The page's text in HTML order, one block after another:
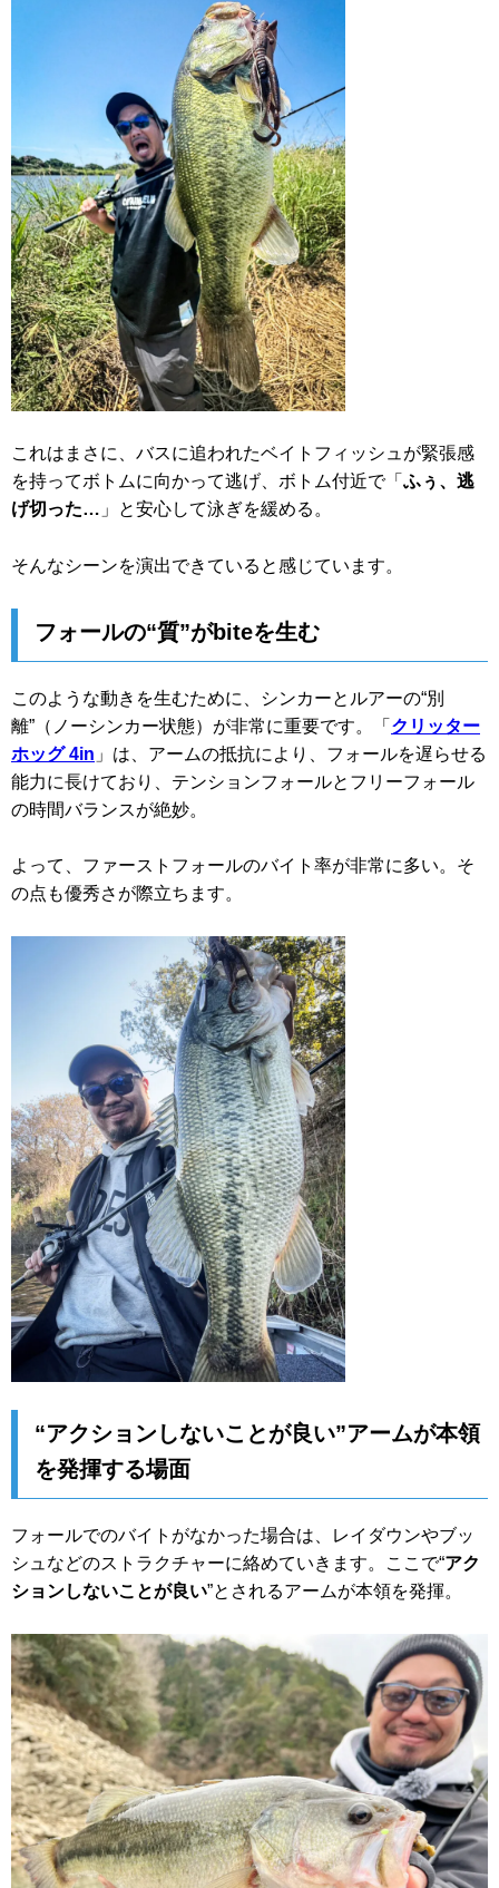
これはまさに、バスに追われたベイトフィッシュが緊張感
を持ってボトムに向かって逃げ、ボトム付近で「 ふぅ、逃
げ切った… 」と安心して泳ぎを緩める。
そんなシーンを演出できていると感じています。
フォールの“質”がbiteを生む
このような動きを生むために、シンカーとルアーの“別
離”（ノーシンカー状態）が非常に重要です。「 クリッター
ホッグ 4in 」は、アームの抵抗により、フォールを遅らせる
能力に長けており、テンションフォールとフリーフォール
の時間バランスが絶妙。
よって、ファーストフォールのバイト率が非常に多い。そ
の点も優秀さが際立ちます。
“アクションしないことが良い”アームが本領
を発揮する場面
フォールでのバイトがなかった場合は、レイダウンやブッ
シュなどのストラクチャーに絡めていきます。ここで“アク
ションしないことが良い”とされるアームが本領を発揮。